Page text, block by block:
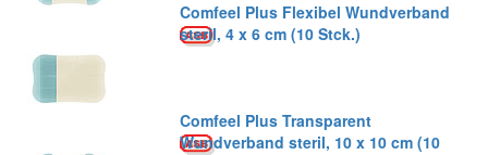
Comfeel Plus Flexibel Wundverband
steril, 4 x 6 cm (10 Stck.)
Comfeel Plus Transparent
Wundverband steril, 10 x 10 cm (10